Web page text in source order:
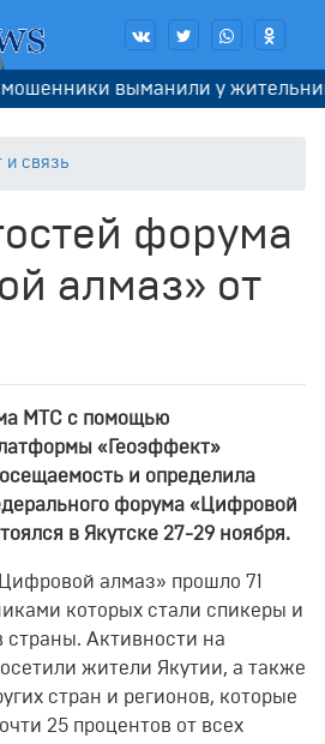
выманили у жительницы
и связь
форума
алмаз» от
МТС с помощью
«Геоэффект»
и определила
форума «Цифровой
в Якутске 27-29 ноября.
алмаз» прошло 71
которых стали спикеры и
страны. Активности на
жители Якутии, а также
стран и регионов, которые
25 процентов от всех